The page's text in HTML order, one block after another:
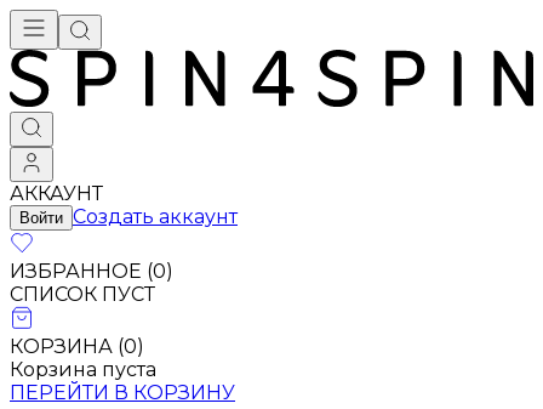
АККАУНТ
Войти Создать аккаунт
ИЗБРАННОЕ (0)
СПИСОК ПУСТ
КОРЗИНА (0)
Корзина пуста
ПЕРЕЙТИ В КОРЗИНУ
Брендовая одежда - купить в Москве